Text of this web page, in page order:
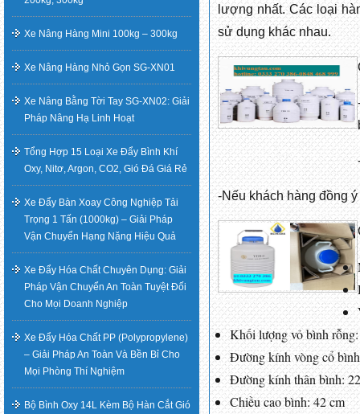
lượng nhất. Các loại
sử dụng khác nhau.
-Nếu khách hàng đồng
Khối lượng vỏ bình
Đường kính vòng cổ
Đường kính thân bình:
Chiều cao bình: 42 cm
Xe Nâng Hàng Mini 100kg – 300kg
Xe Nâng Hàng Nhỏ Gọn SG-XN01
Xe Nâng Bằng Tời Tay SG-XN02: Giải
Pháp Nâng Hạ Linh Hoạt
Tổng Hợp 15 Loại Xe Đẩy Bình Khí
Oxy, Nitơ, Argon, CO2, Gió Đá Giá Rẻ
Xe Đẩy Bàn Xoay Công Nghiệp Tải
Trọng 1 Tấn (1000kg) – Giải Pháp
Vận Chuyển Hạng Nặng Hiệu Quả
Xe Đẩy Hóa Chất Chuyên Dụng: Giải
Pháp Vận Chuyển An Toàn Tuyệt Đối
Cho Mọi Doanh Nghiệp
Xe Đẩy Hóa Chất PP (Polypropylene)
– Giải Pháp An Toàn Và Bền Bỉ Cho
Mọi Phòng Thí Nghiệm
Bộ Bình Oxy 14L Kèm Bộ Hàn Cắt Gió